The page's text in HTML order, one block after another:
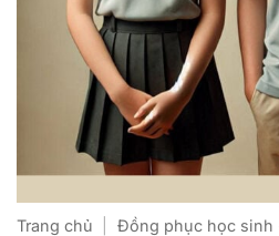
Trang chủ Đồng phục học sinh